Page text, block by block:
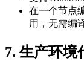
在一个节点
用，无需编
7. 生产环境